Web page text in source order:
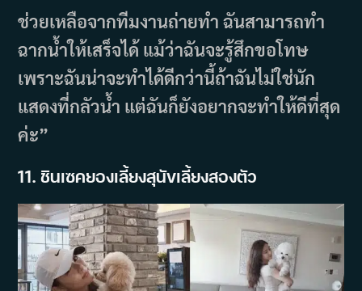
ช่วยเหลือจากทีมงานถ่ายทำ ฉันสามารถทำ
ฉากน้ำให้เสร็จได้ แม้ว่าฉันจะรู้สึกขอโทษ
เพราะฉันน่าจะทำได้ดีกว่านี้ถ้าฉันไม่ใช่นัก
แสดงที่กลัวน้ำ แต่ฉันก็ยังอยากจะทำให้ดีที่สุด
ค่ะ”
11. ชินเซคยองเลี้ยงสุนัขเลี้ยงสองตัว